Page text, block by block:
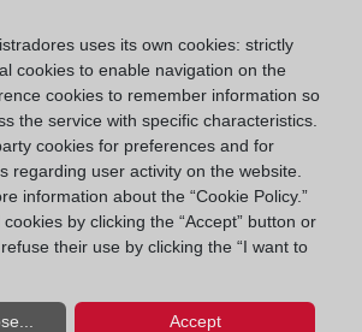
de Datos:
incluidos en el
uses its own cookies: strictly
cookies to enable navigation on the
cookies to remember information so
the service with specific characteristics.
cookies for preferences and for
regarding user activity on the website.
information about the “Cookie Policy.”
by clicking the “Accept” button or
their use by clicking the “I want to
Accept